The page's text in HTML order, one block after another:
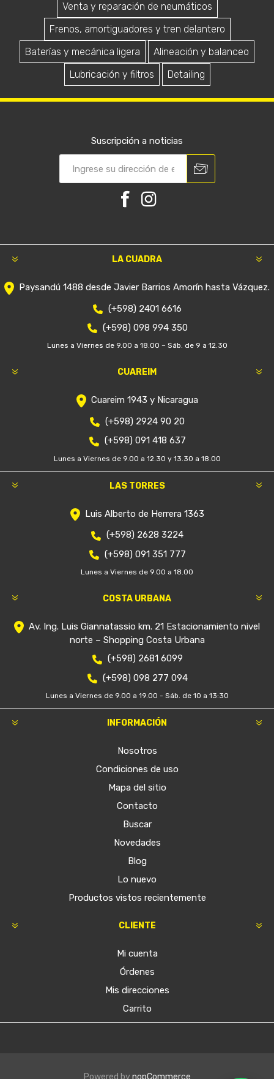
Venta y reparación de neumáticos
Frenos, amortiguadores y tren delantero
Baterías y mecánica ligera
Alineación y balanceo
Lubricación y filtros
Detailing
Suscripción a noticias
LA CUADRA
Paysandú 1488 desde Javier Barrios Amorín hasta Vázquez.
(+598) 2401 6616
(+598) 098 994 350
Lunes a Viernes de 9.00 a 18.00 – Sáb. de 9 a 12.30
CUAREIM
Cuareim 1943 y Nicaragua
(+598) 2924 90 20
(+598) 091 418 637
Lunes a Viernes de 9.00 a 12.30 y 13.30 a 18.00
LAS TORRES
Luis Alberto de Herrera 1363
(+598) 2628 3224
(+598) 091 351 777
Lunes a Viernes de 9.00 a 18.00
COSTA URBANA
Av. Ing. Luis Giannatassio km. 21 Estacionamiento nivel
norte – Shopping Costa Urbana
(+598) 2681 6099
(+598) 098 277 094
Lunes a Viernes de 9.00 a 19.00 - Sáb. de 10 a 13:30
INFORMACIÓN
Nosotros
Condiciones de uso
Mapa del sitio
Contacto
Buscar
Novedades
Blog
Lo nuevo
Productos vistos recientemente
CLIENTE
Mi cuenta
Órdenes
Mis direcciones
Carrito
Powered bynopCommerce